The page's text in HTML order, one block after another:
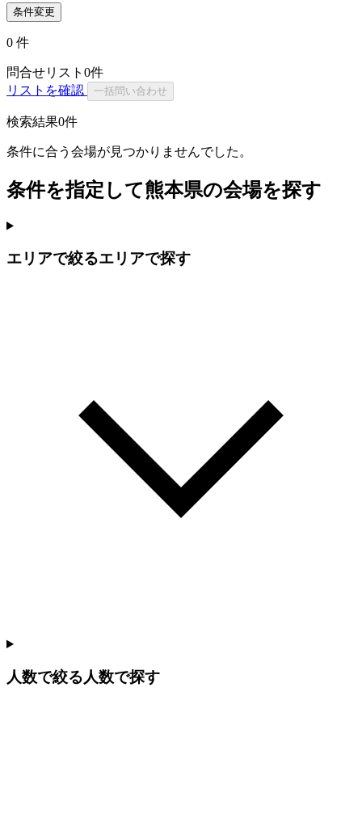
条件変更
0 件
問合せリスト 0件
リストを確認
一括問い合わせ
検索結果0件
条件に合う会場が見つかりませんでした。
条件を指定して熊本県の会場を探す
エリアで絞るエリアで探す
人数で絞る人数で探す